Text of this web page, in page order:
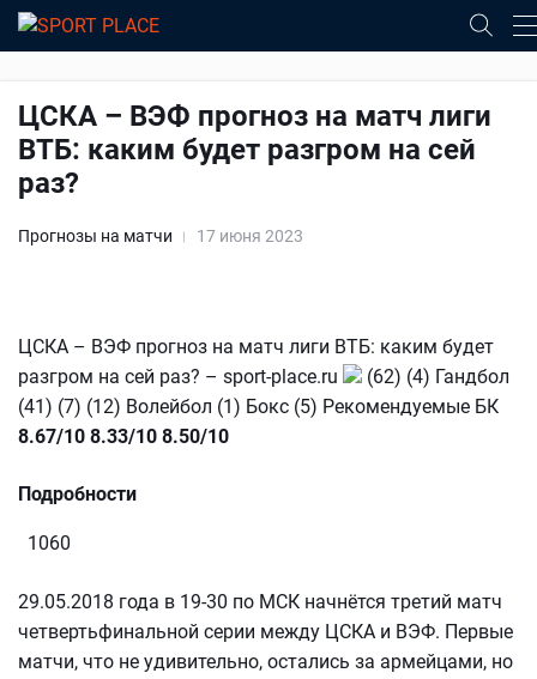
ЦСКА – ВЭФ прогноз на матч лиги
ВТБ: каким будет разгром на сей
раз?
Прогнозы на матчи 17 июня 2023
ЦСКА – ВЭФ прогноз на матч лиги ВТБ: каким будет
разгром на сей раз? – sport-place.ru
(62) (4) Гандбол
(41) (7) (12) Волейбол (1) Бокс (5) Рекомендуемые БК
8.67/10 8.33/10 8.50/10
Подробности
1060
29.05.2018 года в 19-30 по МСК начнётся третий матч
четвертьфинальной серии между ЦСКА и ВЭФ. Первые
матчи, что не удивительно, остались за армейцами, но